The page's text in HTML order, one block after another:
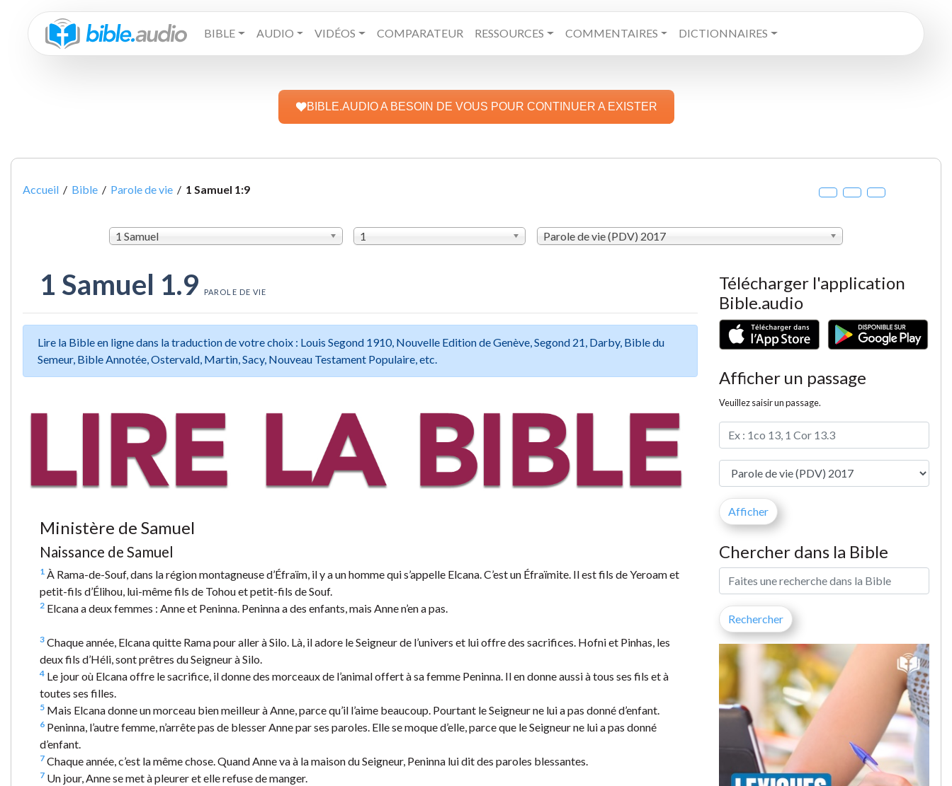
BIBLE AUDIO VIDÉOS COMPARATEUR RESSOURCES COMMENTAIRES DICTIONNAIRES
BIBLE.AUDIO A BESOIN DE VOUS POUR CONTINUER A EXISTER
Accueil / Bible / Parole de vie / 1 Samuel 1:9
1 Samuel 1 Parole de vie (PDV) 2017
1 Samuel 1.9 PAROLE DE VIE
Lire la Bible en ligne dans la traduction de votre choix : Louis Segond 1910, Nouvelle Edition de Genève, Segond 21, Darby, Bible du
Semeur, Bible Annotée, Ostervald, Martin, Sacy, Nouveau Testament Populaire, etc.
Ministère de Samuel
Naissance de Samuel
1 À Rama-de-Souf, dans la région montagneuse d’Éfraïm, il y a un homme qui s’appelle Elcana. C’est un Éfraïmite. Il est fils de Yeroam et
petit-fils d’Élihou, lui-même fils de Tohou et petit-fils de Souf.
2 Elcana a deux femmes : Anne et Peninna. Peninna a des enfants, mais Anne n’en a pas.
3 Chaque année, Elcana quitte Rama pour aller à Silo. Là, il adore le Seigneur de l’univers et lui offre des sacrifices. Hofni et Pinhas, les
deux fils d’Héli, sont prêtres du Seigneur à Silo.
4 Le jour où Elcana offre le sacrifice, il donne des morceaux de l’animal offert à sa femme Peninna. Il en donne aussi à tous ses fils et à
toutes ses filles.
5 Mais Elcana donne un morceau bien meilleur à Anne, parce qu’il l’aime beaucoup. Pourtant le Seigneur ne lui a pas donné d’enfant.
6 Peninna, l’autre femme, n’arrête pas de blesser Anne par ses paroles. Elle se moque d’elle, parce que le Seigneur ne lui a pas donné
d’enfant.
7 Chaque année, c’est la même chose. Quand Anne va à la maison du Seigneur, Peninna lui dit des paroles blessantes.
7 Un jour, Anne se met à pleurer et elle refuse de manger.
Télécharger l'application
Bible.audio
Afficher un passage
Veuillez saisir un passage.
Chercher dans la Bible